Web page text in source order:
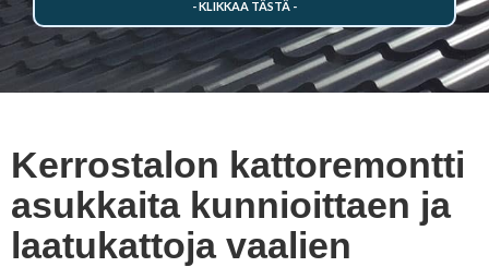
Kerrostalon kattoremontti
asukkaita kunnioittaen ja
laatukattoja vaalien